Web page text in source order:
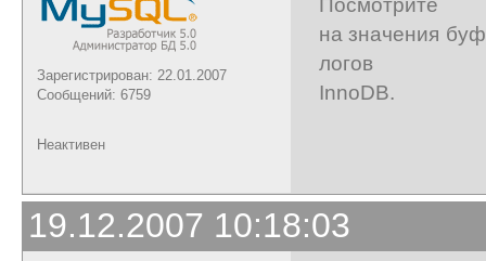
Зарегистрирован: 22.01.2007
Сообщений: 6759
на значения
логов
InnoDB.
Неактивен
19.12.2007 10:18:03